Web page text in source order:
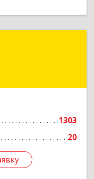
1303
20
Калининград г,